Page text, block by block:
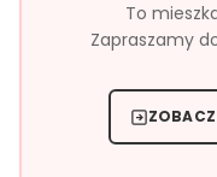
To
Zapraszamy